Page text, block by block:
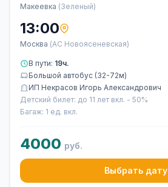
Макеевка (Зеленый)
13:00
Москва (АС Новоясеневская)
В пути: 19ч.
Большой автобус (32-72м)
ИП Некрасов Игорь Александрович
Детский билет: до 11 лет вкл. - 50%
Багаж: 1 ед. вкл.
4000 руб.
Выбрать дату